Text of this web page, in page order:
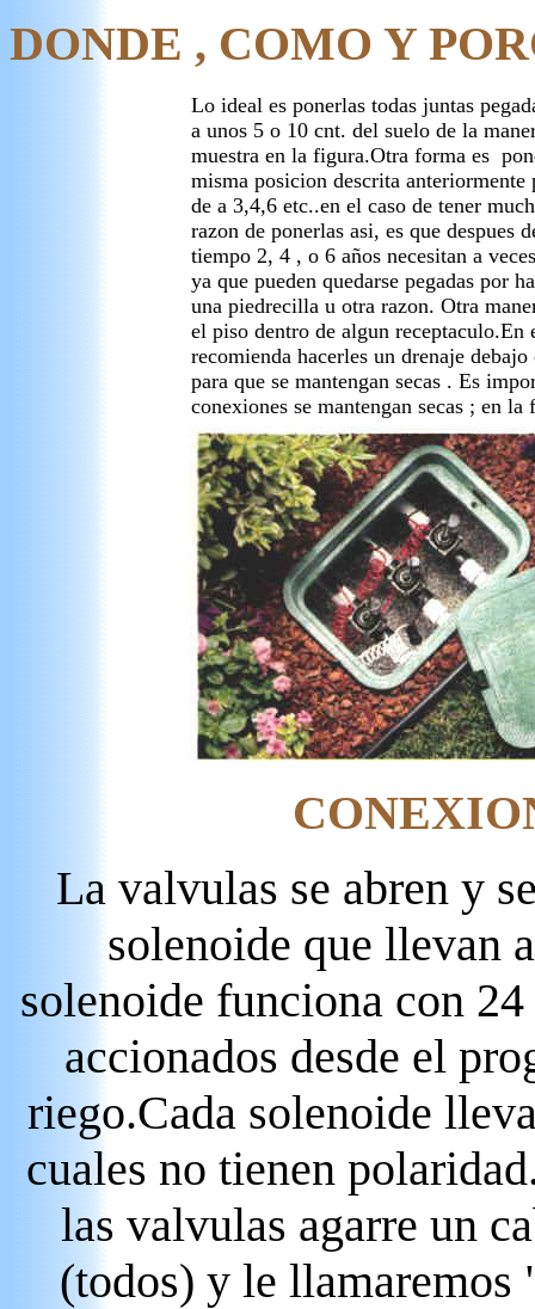
DONDE , COMO Y
Lo ideal es ponerlas todas juntas
a unos 5 o 10 cnt. del suelo de la
muestra en la figura.Otra forma es
misma posicion descrita anteriormente
de a 3,4,6 etc..en el caso de tener
razon de ponerlas asi, es que despues
tiempo 2, 4 , o 6 años necesitan a
ya que pueden quedarse pegadas por
una piedrecilla u otra razon. Otra
el piso dentro de algun receptaculo.En
recomienda hacerles un drenaje
para que se mantengan secas . Es
conexiones se mantengan secas ; en
La valvulas se abren y
solenoide que llevan
solenoide funciona con
accionados desde el
riego.Cada solenoide
cuales no tienen
las valvulas agarre un
(todos) y le llamaremos